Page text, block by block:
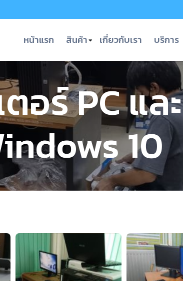
หน้าแรก สินค้า เกี่ยวกับเรา บริการ
อร์ PC แ
10